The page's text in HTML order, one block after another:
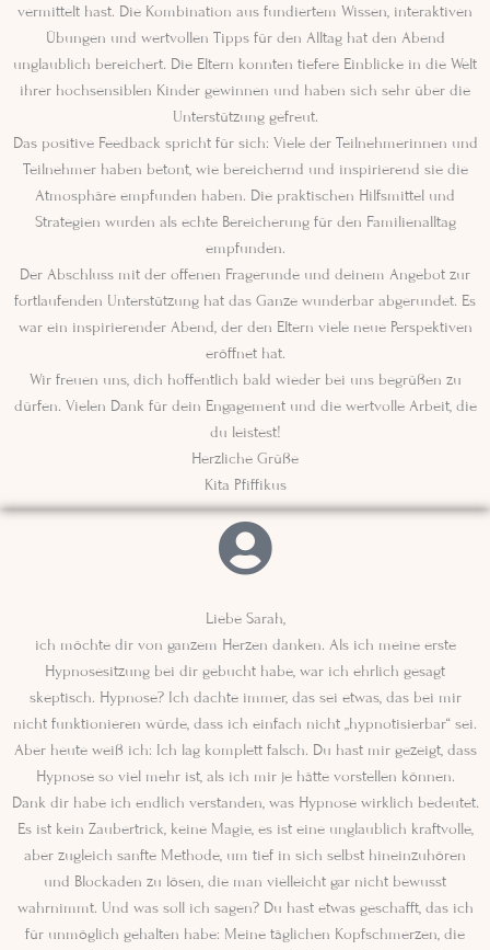
vermittelt hast. Die Kombination aus fundiertem Wissen, interaktiven
Übungen und wertvollen Tipps für den Alltag hat den Abend
unglaublich bereichert. Die Eltern konnten tiefere Einblicke in die Welt
ihrer hochsensiblen Kinder gewinnen und haben sich sehr über die
Unterstützung gefreut.
Das positive Feedback spricht für sich: Viele der Teilnehmerinnen und
Teilnehmer haben betont, wie bereichernd und inspirierend sie die
Atmosphäre empfunden haben. Die praktischen Hilfsmittel und
Strategien wurden als echte Bereicherung für den Familienalltag
empfunden.
Der Abschluss mit der offenen Fragerunde und deinem Angebot zur
fortlaufenden Unterstützung hat das Ganze wunderbar abgerundet. Es
war ein inspirierender Abend, der den Eltern viele neue Perspektiven
eröffnet hat.
Wir freuen uns, dich hoffentlich bald wieder bei uns begrüßen zu
dürfen. Vielen Dank für dein Engagement und die wertvolle Arbeit, die
du leistest!
Herzliche Grüße
Kita Pfiffikus
Liebe Sarah,
ich möchte dir von ganzem Herzen danken. Als ich meine erste
Hypnosesitzung bei dir gebucht habe, war ich ehrlich gesagt
skeptisch. Hypnose? Ich dachte immer, das sei etwas, das bei mir
nicht funktionieren würde, dass ich einfach nicht „hypnotisierbar“ sei.
Aber heute weiß ich: Ich lag komplett falsch. Du hast mir gezeigt, dass
Hypnose so viel mehr ist, als ich mir je hätte vorstellen können.
Dank dir habe ich endlich verstanden, was Hypnose wirklich bedeutet.
Es ist kein Zaubertrick, keine Magie, es ist eine unglaublich kraftvolle,
aber zugleich sanfte Methode, um tief in sich selbst hineinzuhören
und Blockaden zu lösen, die man vielleicht gar nicht bewusst
wahrnimmt. Und was soll ich sagen? Du hast etwas geschafft, das ich
für unmöglich gehalten habe: Meine täglichen Kopfschmerzen, die